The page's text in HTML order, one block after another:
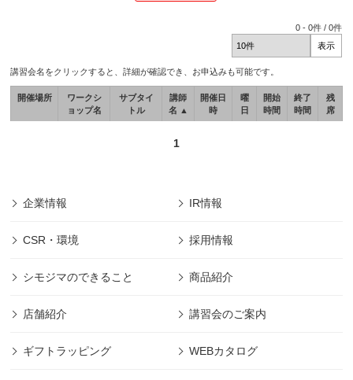
0 -0件 /0件
講習会名をクリックすると、詳細が確認でき、お申込みも可能です。
開催場所
ワークシ
ョップ名
サブタイ
トル
講師
名 ▲
開催日
時
曜
日
開始
時間
終了
時間
残
席
1
企業情報 IR情報
CSR・環境 採用情報
シモジマのできること 商品紹介
店舗紹介 講習会のご案内
ギフトラッピング WEBカタログ